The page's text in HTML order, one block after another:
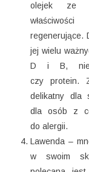
olejek ze
regenerujące.
jej wielu
D i B,
czy protein.
delikatny dla
dla osób z
do alergii.
Lawenda –
w swoim